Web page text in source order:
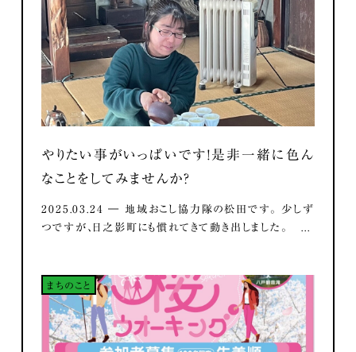
やりたい事がいっぱいです！是非一緒に色ん
なことをしてみませんか？
2025.03.24 ― 地域おこし協力隊の松田です。 少しず
つですが、日之影町にも慣れてきて動き出しました。 ...
まちのこと